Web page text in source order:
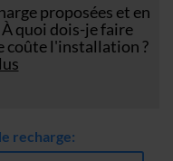
proposées et en
quoi dois-je faire
coûte l'installation ?
recharge: